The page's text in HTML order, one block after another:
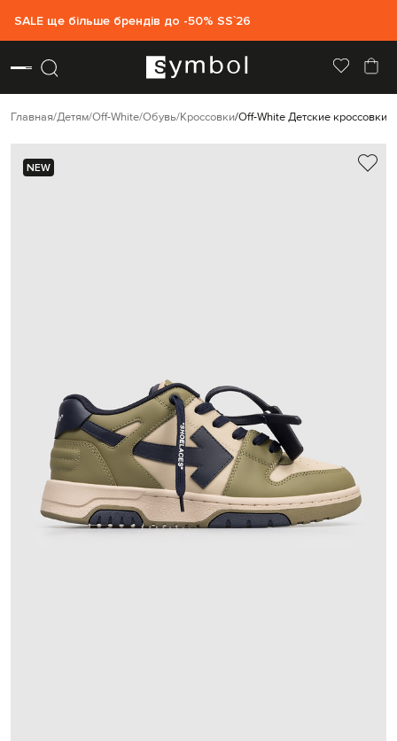
SALE ще більше брендів до -50% SS`26
Главная Детям Off-White Обувь Кроссовки Off-White Детские кроссовки
NEW